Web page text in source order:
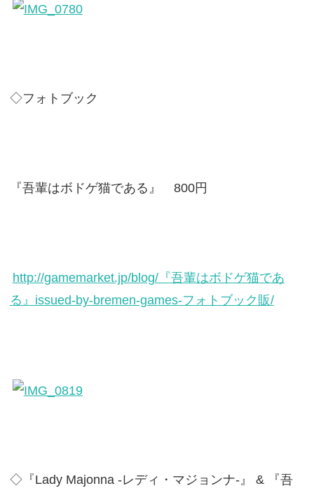
◇フォトブック
『吾輩はボドゲ猫である』 800円
http://gamemarket.jp/blog/『吾輩はボドゲ猫であ
る』issued-by-bremen-games-フォトブック販/
◇『Lady Majonna -レディ・マジョンナ-』 & 『吾